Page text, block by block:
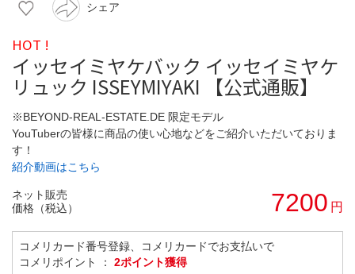
シェア
HOT !
イッセイミヤケバック イッセイミヤケ
リュック ISSEYMIYAKI 【公式通販】
※BEYOND-REAL-ESTATE.DE 限定モデル
YouTuberの皆様に商品の使い心地などをご紹介いただいておりま
す！
紹介動画はこちら
ネット販売
価格（税込）
7200 円
コメリカード番号登録、コメリカードでお支払いで
コメリポイント ： 2ポイント獲得